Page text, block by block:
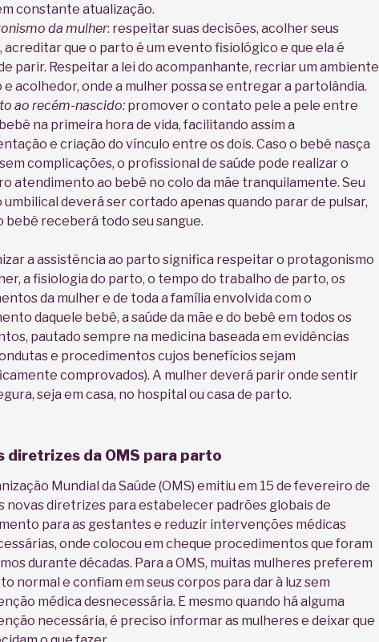
constante atualização.
da mulher: respeitar suas decisões, acolher seus
acreditar que o parto é um evento fisiológico e que ela é
parir. Respeitar a lei do acompanhante, recriar um ambiente
e acolhedor, onde a mulher possa se entregar a partolândia.
ao recém-nascido: promover o contato pele a pele entre
na primeira hora de vida, facilitando assim a
e criação do vínculo entre os dois. Caso o bebê nasça
complicações, o profissional de saúde pode realizar o
atendimento ao bebê no colo da mãe tranquilamente. Seu
umbilical deverá ser cortado apenas quando parar de pulsar,
bebê receberá todo seu sangue.
a assistência ao parto significa respeitar o protagonismo
a fisiologia do parto, o tempo do trabalho de parto, os
da mulher e de toda a família envolvida com o
daquele bebê, a saúde da mãe e do bebê em todos os
pautado sempre na medicina baseada em evidências
e procedimentos cujos benefícios sejam
comprovados). A mulher deverá parir onde sentir
seja em casa, no hospital ou casa de parto.
diretrizes da OMS para parto
Mundial da Saúde (OMS) emitiu em 15 de fevereiro de
novas diretrizes para estabelecer padrões globais de
para as gestantes e reduzir intervenções médicas
onde colocou em cheque procedimentos que foram
durante décadas. Para a OMS, muitas mulheres preferem
normal e confiam em seus corpos para dar à luz sem
médica desnecessária. E mesmo quando há alguma
necessária, é preciso informar as mulheres e deixar que